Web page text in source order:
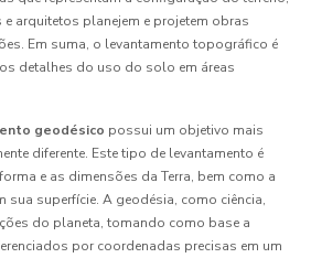
arquitetos planejem e projetem obras
Em suma, o levantamento topográfico é
detalhes do uso do solo em áreas
geodésico possui um objetivo mais
diferente. Este tipo de levantamento é
e as dimensões da Terra, bem como a
sua superfície. A geodésia, como ciência,
do planeta, tomando como base a
por coordenadas precisas em um